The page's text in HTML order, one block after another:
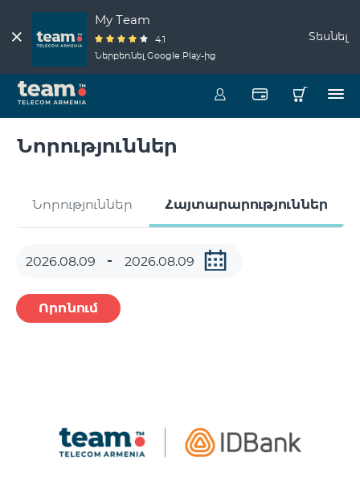
My Team
4.1
Ներբեռնել Google Play-ից
Տեսնել
Նորություններ
Նորություններ Հայտարարություններ
Որոնում